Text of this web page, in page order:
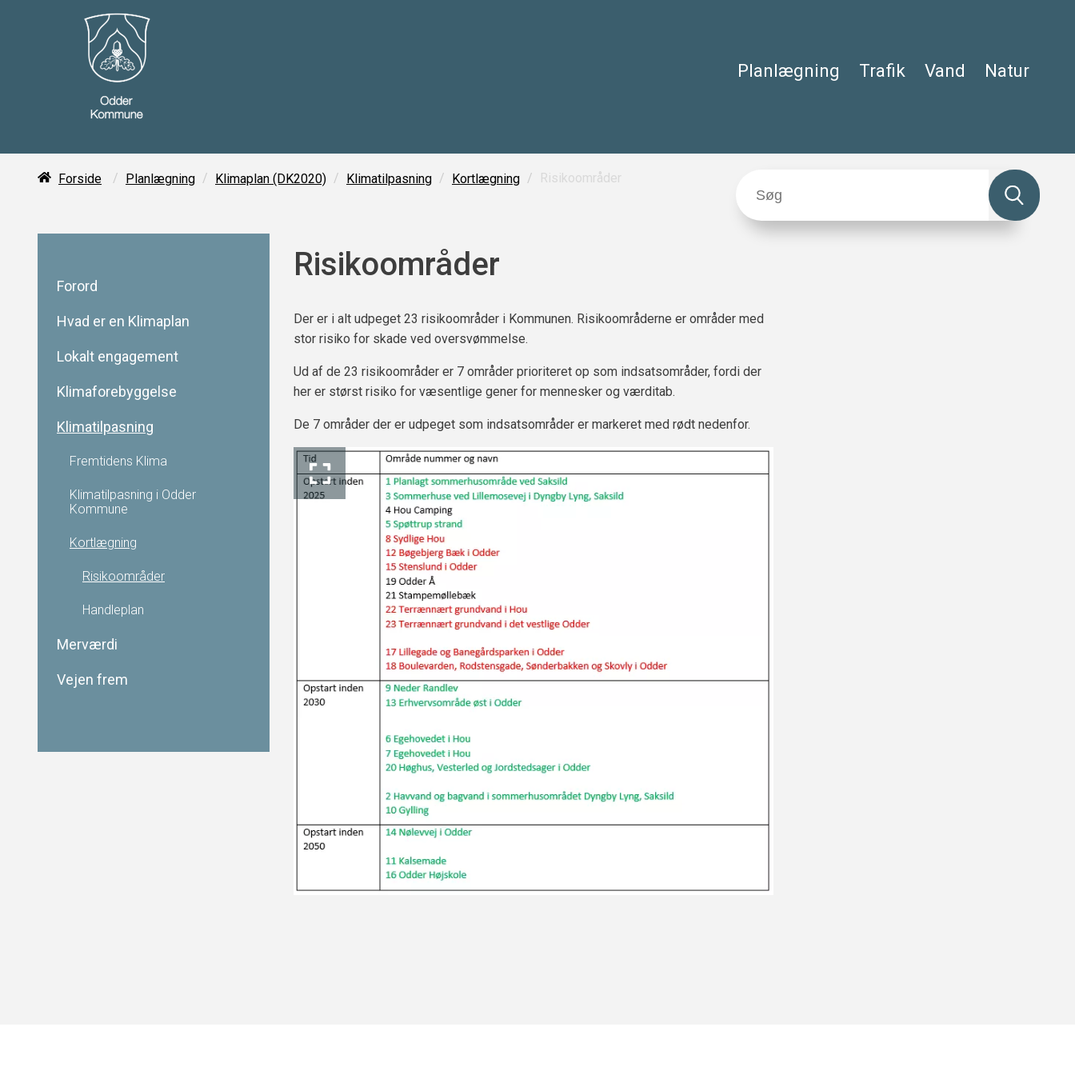
Planlægning Trafik Vand Natur
Forside / Planlægning / Klimaplan (DK2020) / Klimatilpasning / Kortlægning / Risikoområder
Forord
Hvad er en Klimaplan
Lokalt engagement
Klimaforebyggelse
Klimatilpasning
Fremtidens Klima
Klimatilpasning i Odder
Kommune
Kortlægning
Risikoområder
Handleplan
Merværdi
Vejen frem
Risikoområder
Der er i alt udpeget 23 risikoområder i Kommunen. Risikoområderne er områder med
stor risiko for skade ved oversvømmelse.
Ud af de 23 risikoområder er 7 områder prioriteret op som indsatsområder, fordi der
her er størst risiko for væsentlige gener for mennesker og værditab.
De 7 områder der er udpeget som indsatsområder er markeret med rødt nedenfor.